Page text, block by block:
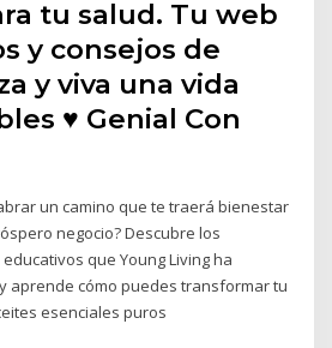
tu salud. Tu web
y consejos de
y viva una vida
♥ Genial Con
un camino que te traerá bienestar
negocio? Descubre los
que Young Living ha
aprende cómo puedes transformar tu
esenciales puros